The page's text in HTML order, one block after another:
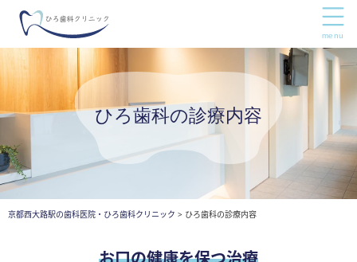
ひろ歯科の診療内容
京都西大路駅の歯科医院・ひろ歯科クリニック > ひろ歯科の診療内容